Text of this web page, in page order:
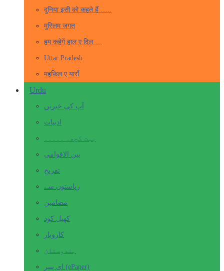
दुनिया इसी को कहते हैं …..
मुस्लिम जगत
हम कहेगें हाल ए दिल …
Uttar Pradesh
महफ़िल ए याराँ
Urdu
آپ کی خبریں
ادبیات
بہت کچھ۔ ۔۔۔۔۔
بین الاقوامی
تفریح
ریاستوں سے
مضامین
کھیل کود
کاروبار
ہندوستان
ای پیپر (ePaper)